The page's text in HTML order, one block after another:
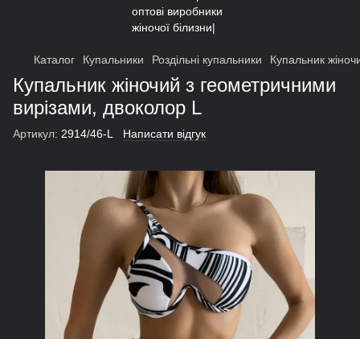
Каталог Купальники Роздільні купальники Купальник
Купальник жіночий з геометричними
вирізами, двоколор L
Артикул: 2914/46-L Написати відгук